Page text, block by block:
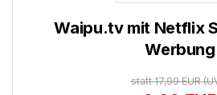
Waipu.tv mit Netflix
Werbung
statt 17,99 EUR